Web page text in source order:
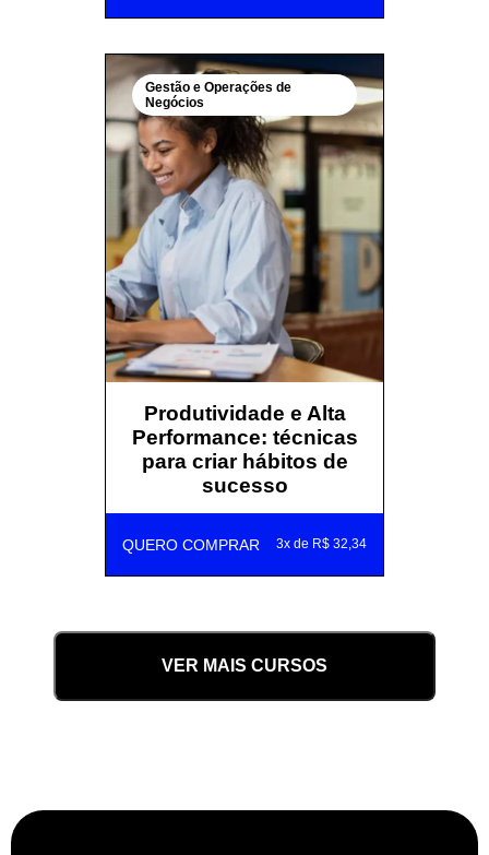
Gestão e Operações de
Negócios
Produtividade e Alta
Performance: técnicas
para criar hábitos de
sucesso
QUERO COMPRAR 3x de R$ 32,34
VER MAIS CURSOS